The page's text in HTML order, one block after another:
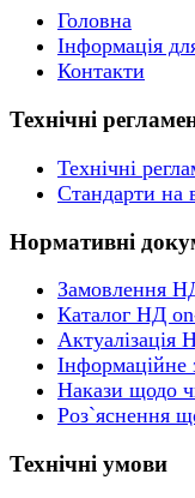
Головна
Інформація
Контакти
Технічні
Технічні
Стандарти на
Нормативні
Замовлення
Каталог НД
Актуалізація
Інформаційне
Накази щодо
Роз`яснення
Технічні умови